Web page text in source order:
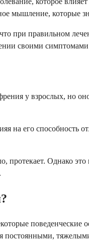
мышление, которые
при правильном
своими
у взрослых, но
на его
Однако
постоянными,